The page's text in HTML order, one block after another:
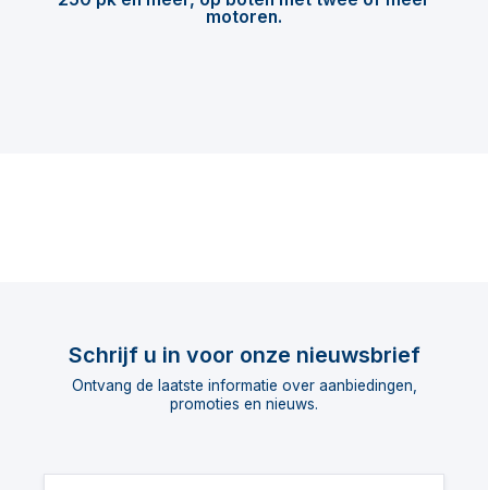
motoren.
Schrijf u in voor onze nieuwsbrief
Ontvang de laatste informatie over aanbiedingen,
promoties en nieuws.